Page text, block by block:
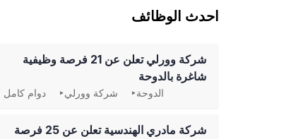
احدث الوظائف
شركة وورلي تعلن عن 21 فرصة وظيفية
شاغرة بالدوحة
الدوحة شركة وورلي دوام كامل
شركة مادري الهندسية تعلن عن 25 فرصة